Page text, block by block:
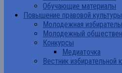
Обучающие материалы
Повышение правовой культуры
Молодежная
Молодежный
Конкурсы
Медиаточка
Вестник избирательной